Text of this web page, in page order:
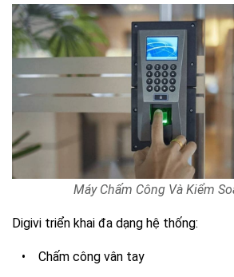
Máy Chấm Công Và Kiểm
Digivi triển khai đa dạng hệ thống:
• Chấm công vân tay